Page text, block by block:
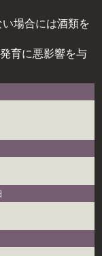
場合には酒類を
育に悪影響を与